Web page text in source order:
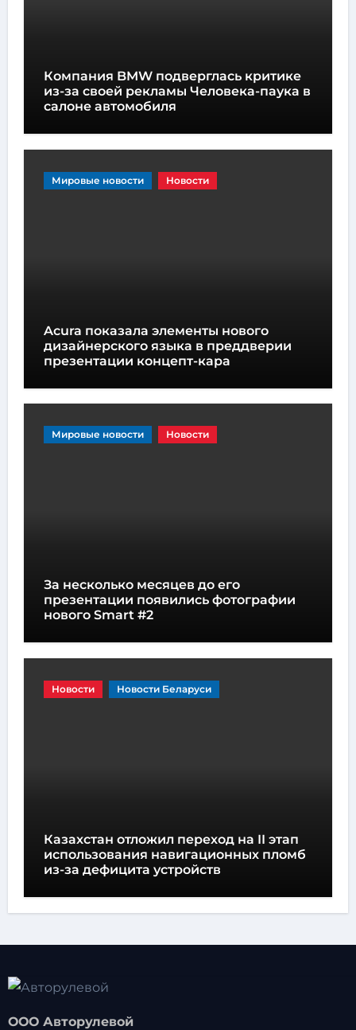
Компания BMW подверглась критике
из-за своей рекламы Человека-паука в
салоне автомобиля
Мировые новости Новости
Acura показала элементы нового
дизайнерского языка в преддверии
презентации концепт-кара
Мировые новости Новости
За несколько месяцев до его
презентации появились фотографии
нового Smart #2
Новости Новости Беларуси
Казахстан отложил переход на II этап
использования навигационных пломб
из-за дефицита устройств
ООО Авторулевой